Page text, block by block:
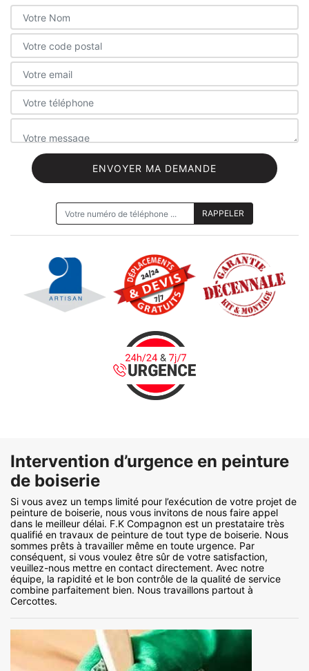
Intervention d’urgence en peinture
de boiserie
Si vous avez un temps limité pour l’exécution de votre projet de
peinture de boiserie, nous vous invitons de nous faire appel
dans le meilleur délai. F.K Compagnon est un prestataire très
qualifié en travaux de peinture de tout type de boiserie. Nous
sommes prêts à travailler même en toute urgence. Par
conséquent, si vous voulez être sûr de votre satisfaction,
veuillez-nous mettre en contact directement. Avec notre
équipe, la rapidité et le bon contrôle de la qualité de service
combine parfaitement bien. Nous travaillons partout à
Cercottes.